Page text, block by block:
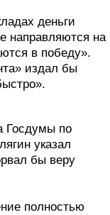
деньги
направляются на
в победу».
издал бы
Госдумы по
указал
бы веру
полностью